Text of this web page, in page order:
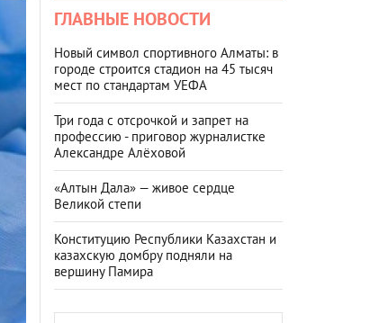
ГЛАВНЫЕ НОВОСТИ
Новый символ спортивного Алматы: в
городе строится стадион на 45 тысяч
мест по стандартам УЕФА
Три года с отсрочкой и запрет на
профессию - приговор журналистке
Александре Алёховой
«Алтын Дала» — живое сердце
Великой степи
Конституцию Республики Казахстан и
казахскую домбру подняли на
вершину Памира